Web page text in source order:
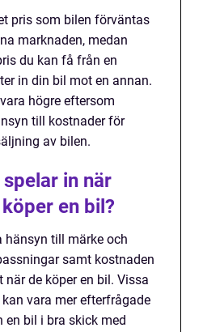
pris som bilen förväntas
marknaden, medan
du kan få från en
in din bil mot en annan.
högre eftersom
till kostnader för
av bilen.
in när
en bil?
hänsyn till märke och
samt kostnaden
de köper en bil. Vissa
vara mer efterfrågade
bil i bra skick med